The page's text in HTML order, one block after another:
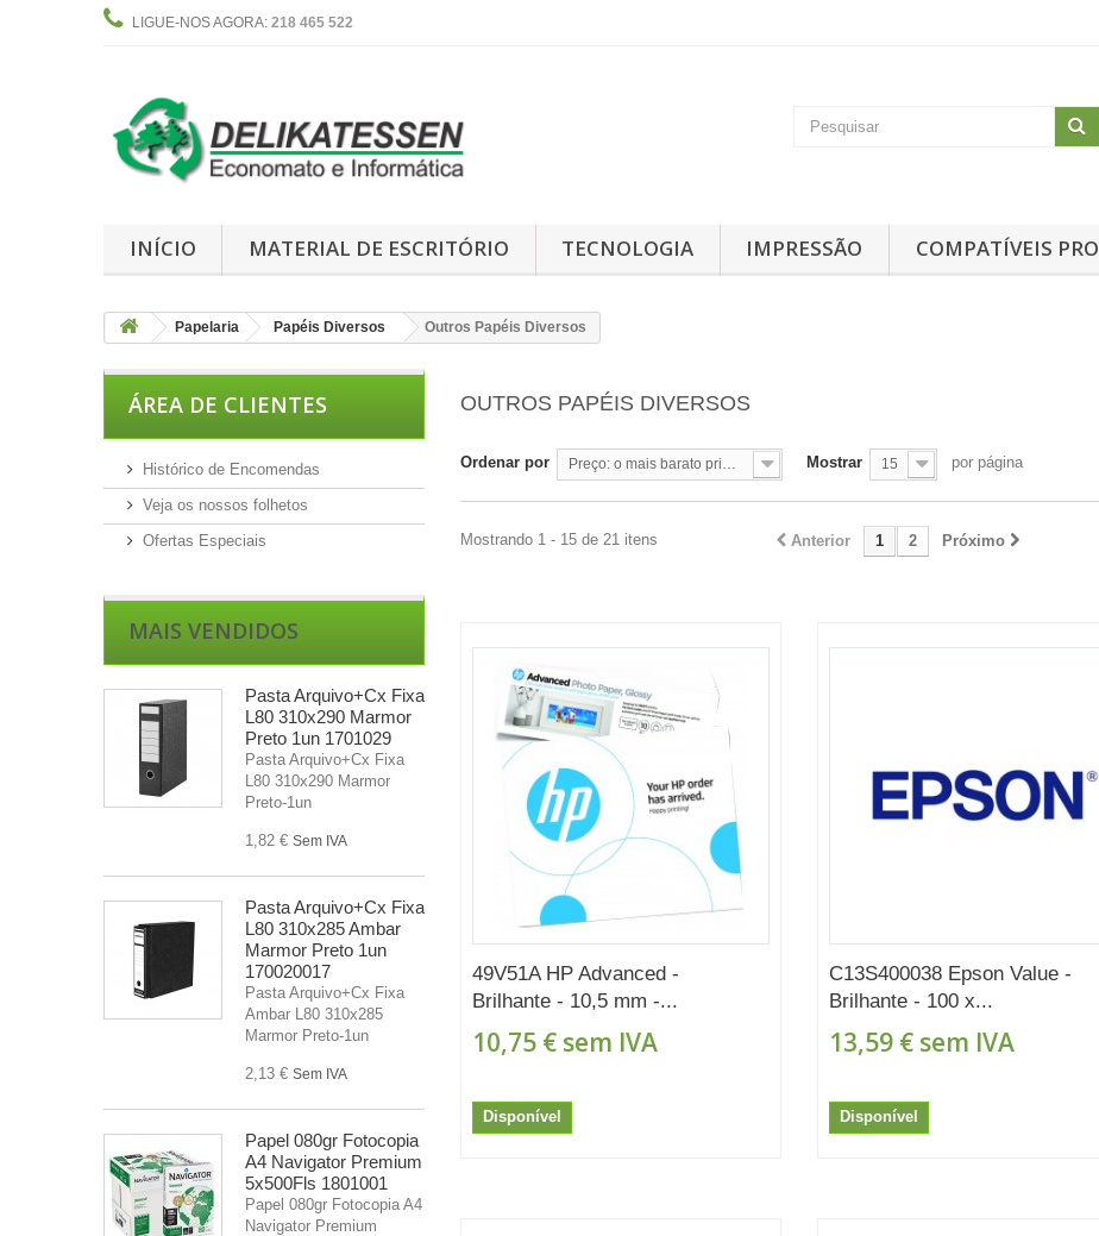
LIGUE-NOS AGORA: 218 465 522
INÍCIO MATERIAL DE ESCRITÓRIO TECNOLOGIA IMPRESSÃO COMPATÍVEIS PRO
Papelaria Papéis Diversos Outros Papéis Diversos
ÁREA DE CLIENTES
Histórico de Encomendas
Veja os nossos folhetos
Ofertas Especiais
MAIS VENDIDOS
Pasta Arquivo+Cx Fixa
L80 310x290 Marmor
Preto 1un 1701029
Pasta Arquivo+Cx Fixa
L80 310x290 Marmor
Preto-1un
1,82 € Sem IVA
Pasta Arquivo+Cx Fixa
L80 310x285 Ambar
Marmor Preto 1un
170020017
Pasta Arquivo+Cx Fixa
Ambar L80 310x285
Marmor Preto-1un
2,13 € Sem IVA
Papel 080gr Fotocopia
A4 Navigator Premium
5x500Fls 1801001
Papel 080gr Fotocopia A4
Navigator Premium
OUTROS PAPÉIS DIVERSOS
Ordenar por Mostrar 15 por página
Anterior 1 2 Próximo
Mostrando 1 - 15 de 21 itens
49V51A HP Advanced -
Brilhante - 10,5 mm -...
10,75 € sem IVA
Disponível
C13S400038 Epson Value -
Brilhante - 100 x...
13,59 €sem IVA
Disponível